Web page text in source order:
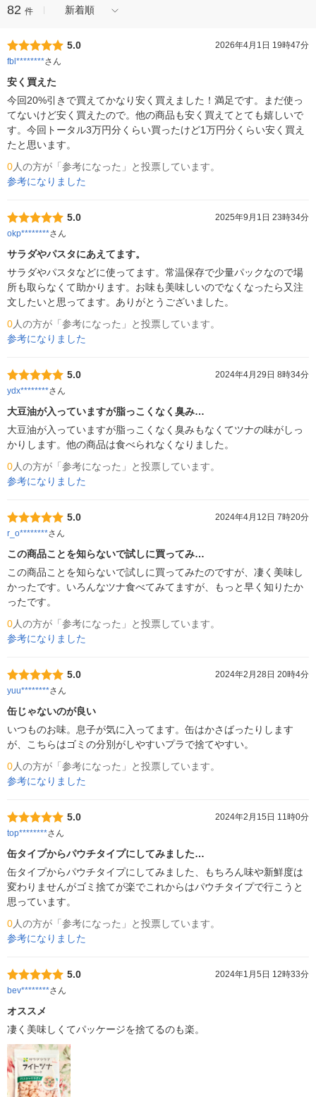
82 件 新着順
5.0
2026年4月1日 19時47分
fbl********さん
安く買えた
今回20%引きで買えてかなり安く買えました！満足です。まだ使っ
てないけど安く買えたので。他の商品も安く買えてとても嬉しいで
す。今回トータル3万円分くらい買ったけど1万円分くらい安く買え
0人の方が「参考になった」と投票しています。
参考になりました
5.0
2025年9月1日 23時34分
okp********さん
サラダやパスタにあえてます。
サラダやパスタなどに使ってます。常温保存で少量パックなので場
所も取らなくて助かります。お味も美味しいのでなくなったら又注
文したいと思ってます。ありがとうございました。
0人の方が「参考になった」と投票しています。
参考になりました
5.0
2024年4月29日 8時34分
ydx********さん
大豆油が入っていますが脂っこくなく臭み…
大豆油が入っていますが脂っこくなく臭みもなくてツナの味がしっ
かりします。他の商品は食べられなくなりました。
0人の方が「参考になった」と投票しています。
参考になりました
5.0
2024年4月12日 7時20分
r_o********さん
この商品ことを知らないで試しに買ってみ…
この商品ことを知らないで試しに買ってみたのですが、凄く美味し
かったです。いろんなツナ食べてみてますが、もっと早く知りたか
ったです。
0人の方が「参考になった」と投票しています。
参考になりました
5.0
2024年2月28日 20時4分
yuu********さん
缶じゃないのが良い
いつものお味。息子が気に入ってます。缶はかさばったりします
が、こちらはゴミの分別がしやすいプラで捨てやすい。
0人の方が「参考になった」と投票しています。
参考になりました
5.0
2024年2月15日 11時0分
top********さん
缶タイプからパウチタイプにしてみました…
缶タイプからパウチタイプにしてみました、もちろん味や新鮮度は
変わりませんがゴミ捨てが楽でこれからはパウチタイプで行こうと
思っています。
0人の方が「参考になった」と投票しています。
参考になりました
5.0
2024年1月5日 12時33分
bev********さん
オススメ
凄く美味しくてパッケージを捨てるのも楽。